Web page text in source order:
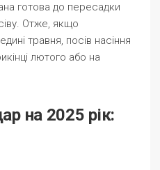
готова до пересадки
Отже, якщо
травня, посів насіння
лютого або на
на 2025 рік: